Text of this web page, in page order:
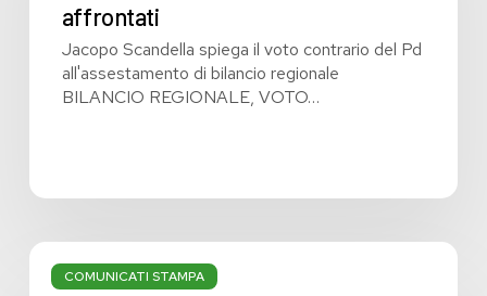
affrontati
affrontati
Jacopo Scandella spiega il voto contrario del Pd
all'assestamento di bilancio regionale
BILANCIO REGIONALE, VOTO…
COMUNICATI STAMPA
Bilancio
regionale: